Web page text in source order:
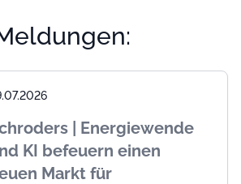
| Energiewende
KI befeuern einen
Markt für